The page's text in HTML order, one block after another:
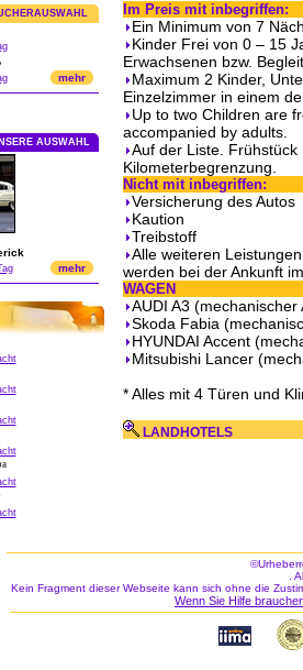
mehr
AUSWAHL
mehr
Im Preis mit inbegriffen:
Ein Minimum von 7
Kinder Frei von 0 – 15
Erwachsenen bzw.
Maximum 2 Kinder,
Einzelzimmer in einem
Up to two Children are
accompanied by adults.
Auf der Liste.
Kilometerbegrenzung.
Nicht mit inbegriffen:
Versicherung des Autos
Kaution
Treibstoff
Alle weiteren
werden bei der Ankunft
WAGEN
AUDI A3 (mechanischer
Skoda Fabia
HYUNDAI Accent
Mitsubishi Lancer
* Alles mit 4 Türen und
LANDHOTELS
.
Kein Fragment dieser Webseite kann sich ohne die
Wenn Sie Hilfe